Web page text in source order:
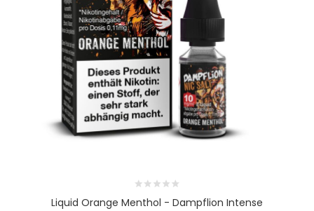
Liquid Orange Menthol - Dampflion Intense